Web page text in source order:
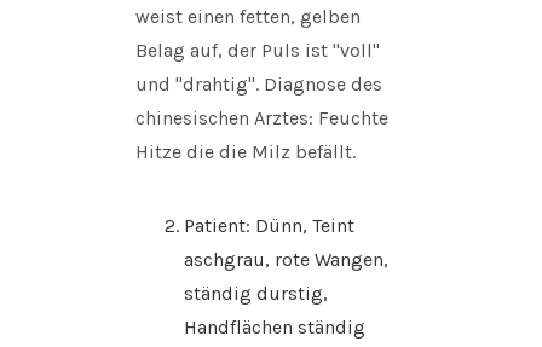
weist einen fetten, gelben
Belag auf, der Puls ist "voll"
und "drahtig". Diagnose des
chinesischen Arztes: Feuchte
Hitze die die Milz befällt.
Patient: Dünn, Teint
aschgrau, rote Wangen,
ständig durstig,
Handflächen ständig